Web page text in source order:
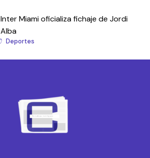
Inter Miami oficializa fichaje de Jordi
Alba
Deportes